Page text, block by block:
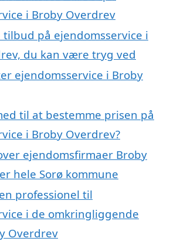
i Broby Overdrev
tilbud på ejendomsservice i
du kan være tryg ved
ejendomsservice i Broby
til at bestemme prisen på
i Broby Overdrev?
ejendomsfirmaer Broby
hele Sorø kommune
professionel til
i de omkringliggende
Overdrev